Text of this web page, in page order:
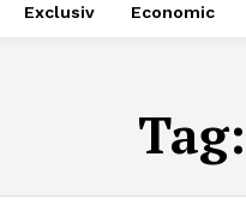
Exclusiv Economic
Tag: